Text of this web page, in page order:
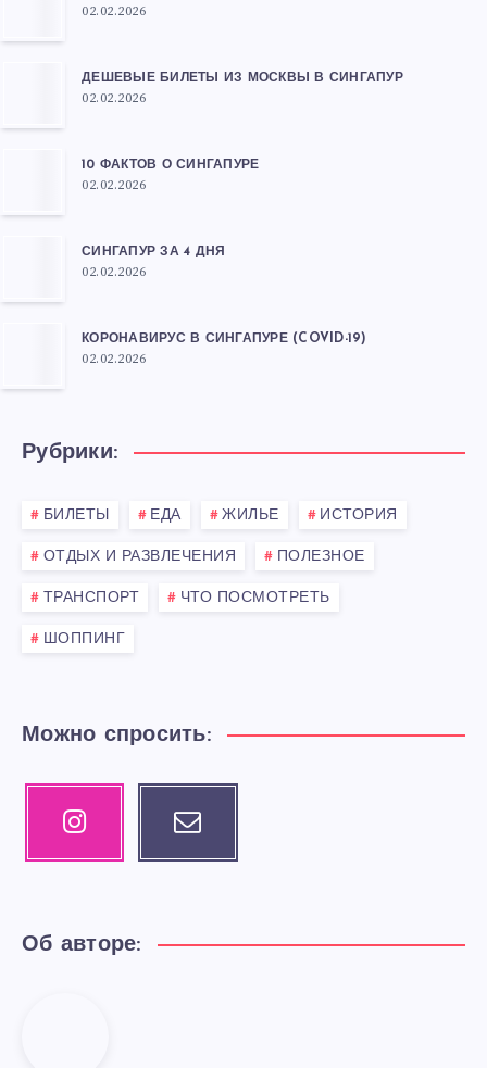
02.02.2026
ДЕШЕВЫЕ БИЛЕТЫ ИЗ МОСКВЫ В СИНГАПУР
02.02.2026
10 ФАКТОВ О СИНГАПУРЕ
02.02.2026
СИНГАПУР ЗА 4 ДНЯ
02.02.2026
КОРОНАВИРУС В СИНГАПУРЕ (COVID-19)
02.02.2026
Рубрики:
БИЛЕТЫ ЕДА ЖИЛЬЕ ИСТОРИЯ
ОТДЫХ И РАЗВЛЕЧЕНИЯ ПОЛЕЗНОЕ
ТРАНСПОРТ ЧТО ПОСМОТРЕТЬ
ШОППИНГ
Можно спросить:
Instagram Email
Contact
Об авторе: